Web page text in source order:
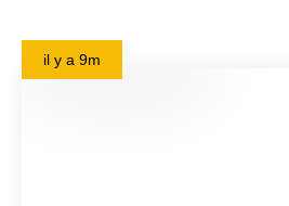
il y a 9m